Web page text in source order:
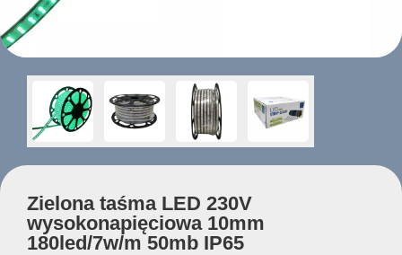
Zielona taśma LED 230V
wysokonapięciowa 10mm
180led/7w/m 50mb IP65